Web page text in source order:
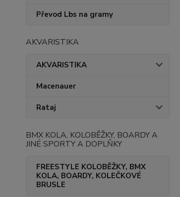
Převod Lbs na gramy
AKVARISTIKA
AKVARISTIKA
Macenauer
Rataj
BMX KOLA, KOLOBĚŽKY, BOARDY A
JINÉ SPORTY A DOPLŇKY
FREESTYLE KOLOBĚŽKY, BMX
KOLA, BOARDY, KOLEČKOVÉ
BRUSLE